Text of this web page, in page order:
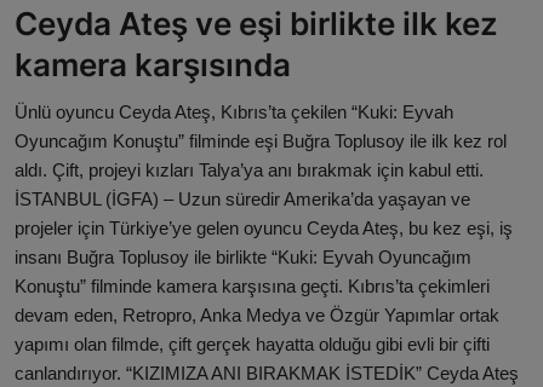
Kullanım Şartnamesi
Veri Politikası
Ceyda Ateş ve eşi birlikte ilk kez
kamera karşısında
Ünlü oyuncu Ceyda Ateş, Kıbrıs’ta çekilen “Kuki: Eyvah
Oyuncağım Konuştu” filminde eşi Buğra Toplusoy ile ilk kez rol
aldı. Çift, projeyi kızları Talya’ya anı bırakmak için kabul etti.
İSTANBUL (İGFA) – Uzun süredir Amerika’da yaşayan ve
projeler için Türkiye’ye gelen oyuncu Ceyda Ateş, bu kez eşi, iş
insanı Buğra Toplusoy ile birlikte “Kuki: Eyvah Oyuncağım
Konuştu” filminde kamera karşısına geçti. Kıbrıs’ta çekimleri
devam eden, Retropro, Anka Medya ve Özgür Yapımlar ortak
yapımı olan filmde, çift gerçek hayatta olduğu gibi evli bir çifti
canlandırıyor. “KIZIMIZA ANI BIRAKMAK İSTEDİK” Ceyda Ateş